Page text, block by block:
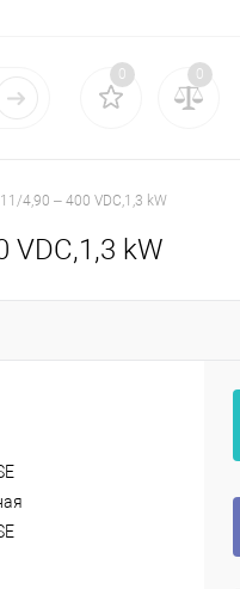
0 0
4,90 – 400 VDC,1,3 kW
VDC,1,3 kW